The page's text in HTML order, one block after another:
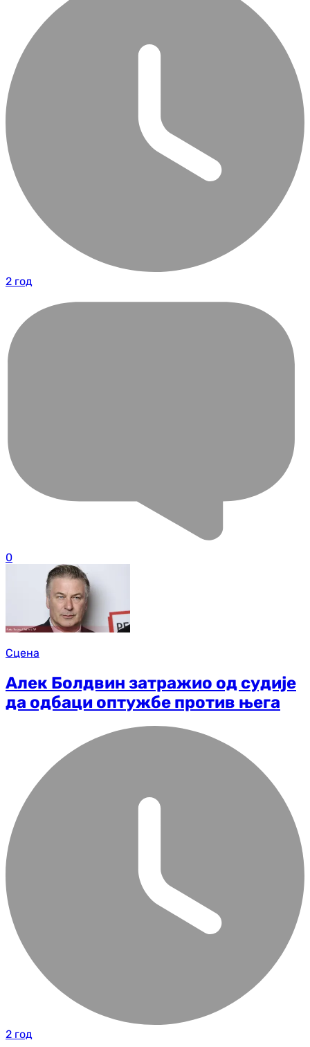
2 год
0
Сцена
Алек Болдвин затражио од судије
да одбаци оптужбе против њега
2 год